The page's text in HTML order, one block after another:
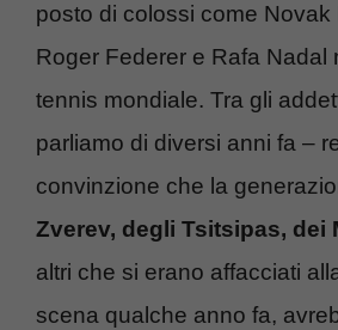
posto di colossi come Novak
Roger Federer e Rafa Nadal
tennis mondiale. Tra gli
parliamo di diversi anni fa –
convinzione che la
Zverev, degli Tsitsipas, dei
altri che si erano affacciati
scena qualche anno fa,